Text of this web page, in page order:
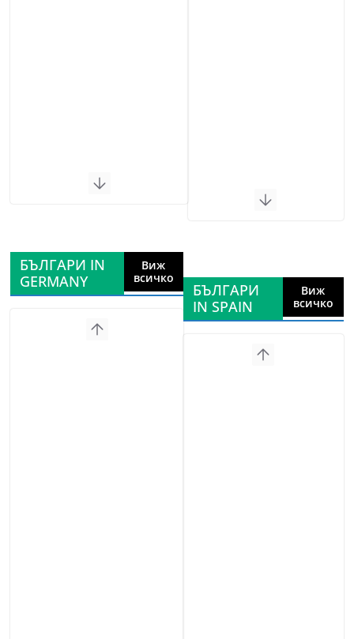
БЪЛГАРИ IN
GERMANY
Виж
всичко
БЪЛГАРИ
IN SPAIN
Виж
всичко